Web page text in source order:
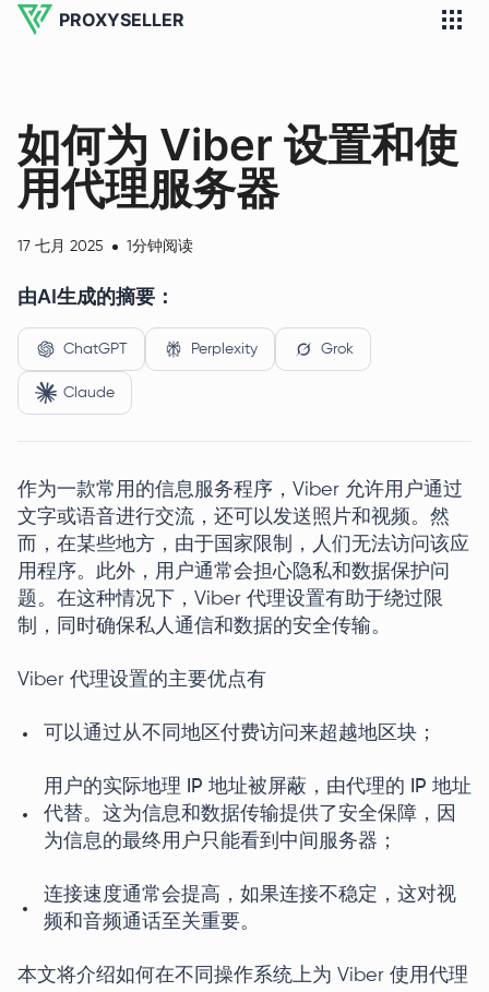
PROXYSELLER
如何为 Viber 设置和使
用代理服务器
17 七月 2025 1分钟阅读
由AI生成的摘要：
ChatGPT Perplexity Grok
Claude
作为一款常用的信息服务程序，Viber 允许用户通过
文字或语音进行交流，还可以发送照片和视频。然
而，在某些地方，由于国家限制，人们无法访问该应
用程序。此外，用户通常会担心隐私和数据保护问
题。在这种情况下，Viber 代理设置有助于绕过限
制，同时确保私人通信和数据的安全传输。
Viber 代理设置的主要优点有
可以通过从不同地区付费访问来超越地区块；
用户的实际地理 IP 地址被屏蔽，由代理的 IP 地址
代替。这为信息和数据传输提供了安全保障，因
为信息的最终用户只能看到中间服务器；
连接速度通常会提高，如果连接不稳定，这对视
频和音频通话至关重要。
本文将介绍如何在不同操作系统上为 Viber 使用代理